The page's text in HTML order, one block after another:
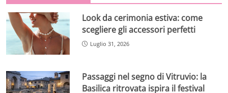
Look da cerimonia estiva: come
scegliere gli accessori perfetti
Luglio 31, 2026
Passaggi nel segno di Vitruvio: la
Basilica ritrovata ispira il festival